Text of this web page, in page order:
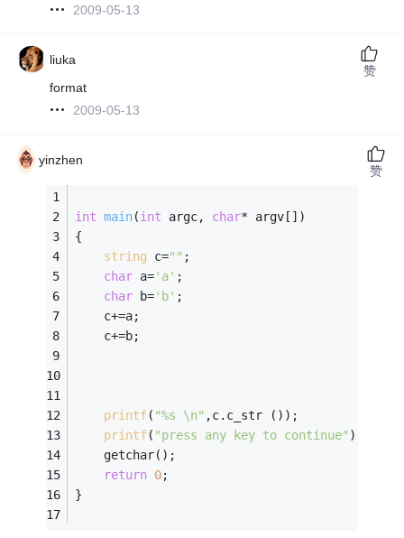
2009-05-13
liuka
format
2009-05-13
赞
yinzhen
int main(int argc, char* argv[])
{
string c="" ;
char a='a' ;
char b='b' ;
	c+=a;
	c+=b;
printf( "%s \n" ,c.c_str ());
printf( "press any key to continue" );
	getchar();
return 0;
}
赞